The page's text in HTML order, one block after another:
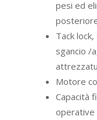
pesi ed
Tack
sgancio /
Motore
Capacità
operative